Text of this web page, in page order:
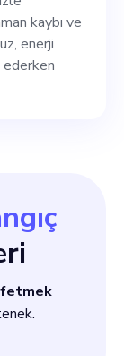
kaybı ve
enerji